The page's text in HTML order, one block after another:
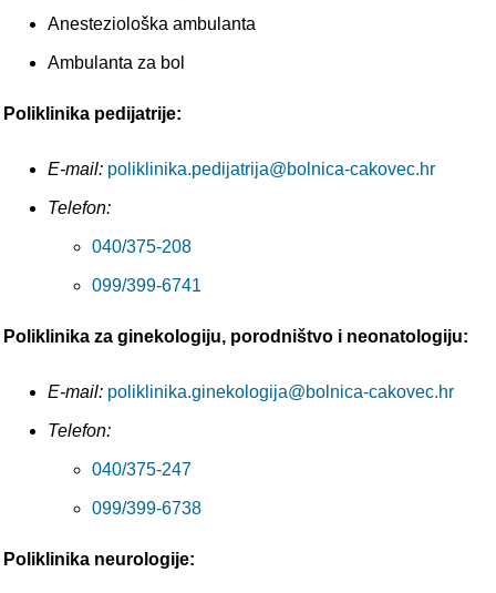
Anesteziološka ambulanta
Ambulanta za bol
Poliklinika pedijatrije:
E-mail: poliklinika.pedijatrija@bolnica-cakovec.hr
Telefon:
040/375-208
099/399-6741
Poliklinika za ginekologiju, porodništvo i neonatologiju:
E-mail: poliklinika.ginekologija@bolnica-cakovec.hr
Telefon:
040/375-247
099/399-6738
Poliklinika neurologije: